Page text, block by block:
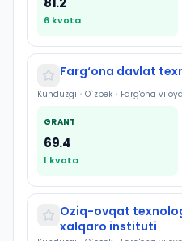
6 kvota
Farg‘ona davlat
Kunduzgi • O`zbek • Farg'ona
GRANT
69.4
1 kvota
Oziq-ovqat
xalqaro instituti